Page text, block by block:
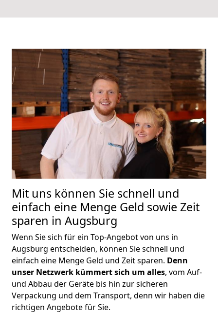
Mit uns können Sie schnell und
einfach eine Menge Geld sowie Zeit
sparen in Augsburg
Wenn Sie sich für ein Top-Angebot von uns in
Augsburg entscheiden, können Sie schnell und
einfach eine Menge Geld und Zeit sparen. Denn
unser Netzwerk kümmert sich um alles, vom Auf-
und Abbau der Geräte bis hin zur sicheren
Verpackung und dem Transport, denn wir haben die
richtigen Angebote für Sie.